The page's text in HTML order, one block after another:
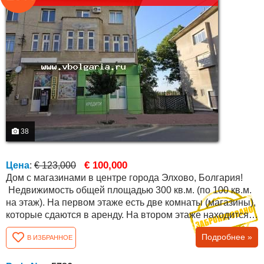
38
Цена: € 123,000 € 100,000
Дом с магазинами в центре города Элхово, Болгария!
Недвижимость общей площадью 300 кв.м. (по 100 кв.м.
на этаж). На первом этаже есть две комнаты (магазины),
которые сдаются в аренду. На втором этаже находится
большая прихожая, ванная комната с туалетом и четыре
комнаты. На третьем этаже находится небольшая
трехкомнатная квартира с ремонтом (столовая с кухней,
В ИЗБРАННОЕ Подробнее »